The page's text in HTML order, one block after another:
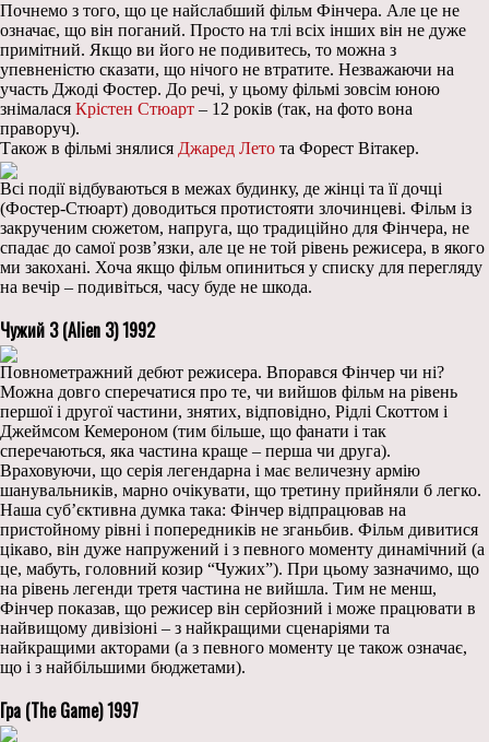
Почнемо з того, що це найслабший фільм Фінчера. Але це не
означає, що він поганий. Просто на тлі всіх інших він не дуже
примітний. Якщо ви його не подивитесь, то можна з
упевненістю сказати, що нічого не втратите. Незважаючи на
участь Джоді Фостер. До речі, у цьому фільмі зовсім юною
знімалася Крістен Стюарт – 12 років (так, на фото вона
праворуч).
Також в фільмі знялися Джаред Лето та Форест Вітакер.
Всі події відбуваються в межах будинку, де жінці та її дочці
(Фостер-Стюарт) доводиться протистояти злочинцеві. Фільм із
закрученим сюжетом, напруга, що традиційно для Фінчера, не
спадає до самої розв’язки, але це не той рівень режисера, в якого
ми закохані. Хоча якщо фільм опиниться у списку для перегляду
на вечір – подивіться, часу буде не шкода.
Чужий 3 (Alien 3) 1992
Повнометражний дебют режисера. Впорався Фінчер чи ні?
Можна довго сперечатися про те, чи вийшов фільм на рівень
першої і другої частини, знятих, відповідно, Рідлі Скоттом і
Джеймсом Кемероном (тим більше, що фанати і так
сперечаються, яка частина краще – перша чи друга).
Враховуючи, що серія легендарна і має величезну армію
шанувальників, марно очікувати, що третину прийняли б легко.
Наша суб’єктивна думка така: Фінчер відпрацював на
пристойному рівні і попередників не зганьбив. Фільм дивитися
цікаво, він дуже напружений і з певного моменту динамічний (а
це, мабуть, головний козир “Чужих”). При цьому зазначимо, що
на рівень легенди третя частина не вийшла. Тим не менш,
Фінчер показав, що режисер він серйозний і може працювати в
найвищому дивізіоні – з найкращими сценаріями та
найкращими акторами (а з певного моменту це також означає,
що і з найбільшими бюджетами).
Гра (The Game) 1997